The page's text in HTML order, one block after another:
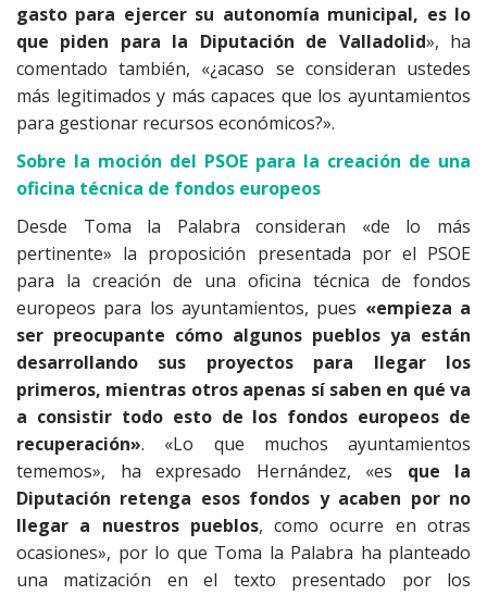
gasto para ejercer su autonomía municipal, es lo
que piden para la Diputación de Valladolid», ha
comentado también, «¿acaso se consideran ustedes
más legitimados y más capaces que los ayuntamientos
para gestionar recursos económicos?».
Sobre la moción del PSOE para la creación de una
oficina técnica de fondos europeos
Desde Toma la Palabra consideran «de lo más
pertinente» la proposición presentada por el PSOE
para la creación de una oficina técnica de fondos
europeos para los ayuntamientos, pues «empieza a
ser preocupante cómo algunos pueblos ya están
desarrollando sus proyectos para llegar los
primeros, mientras otros apenas sí saben en qué va
a consistir todo esto de los fondos europeos de
recuperación». «Lo que muchos ayuntamientos
tememos», ha expresado Hernández, «es que la
Diputación retenga esos fondos y acaben por no
llegar a nuestros pueblos, como ocurre en otras
ocasiones», por lo que Toma la Palabra ha planteado
una matización en el texto presentado por los